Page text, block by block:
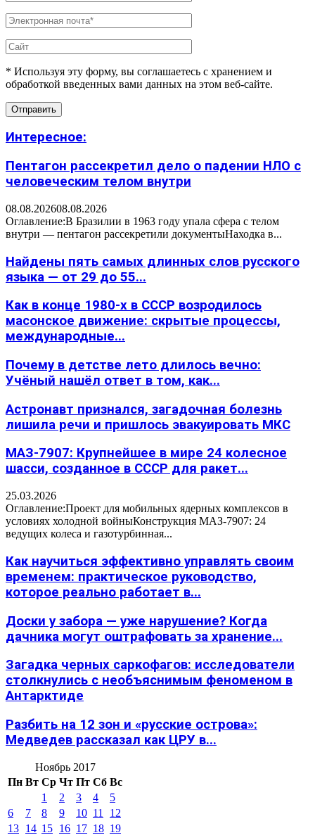
* Используя эту форму, вы соглашаетесь с хранением и
обработкой введенных вами данных на этом веб-сайте.
Интересное:
Пентагон рассекретил дело о падении НЛО с
человеческим телом внутри
08.08.202608.08.2026
Оглавление:В Бразилии в 1963 году упала сфера с телом
внутри — пентагон рассекретили документыНаходка в...
Найдены пять самых длинных слов русского
языка — от 29 до 55...
Как в конце 1980-х в СССР возродилось
масонское движение: скрытые процессы,
международные...
Почему в детстве лето длилось вечно:
Учёный нашёл ответ в том, как...
Астронавт признался, загадочная болезнь
лишила речи и пришлось эвакуировать МКС
МАЗ-7907: Крупнейшее в мире 24 колесное
шасси, созданное в СССР для ракет...
25.03.2026
Оглавление:Проект для мобильных ядерных комплексов в
условиях холодной войныКонструкция МАЗ-7907: 24
ведущих колеса и газотурбинная...
Как научиться эффективно управлять своим
временем: практическое руководство,
которое реально работает в...
Доски у забора — уже нарушение? Когда
дачника могут оштрафовать за хранение...
Загадка черных саркофагов: исследователи
столкнулись с необъяснимым феноменом в
Антарктиде
Разбить на 12 зон и «русские острова»:
Медведев рассказал как ЦРУ в...
Ноябрь 2017
Пн Вт Ср Чт Пт Сб Вс
1
2 3 4
5
6
7 8 9 10 11
12
13 14 15 16 17 18 19